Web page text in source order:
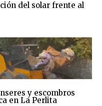
del solar frente al
y escombros
en La Perlita